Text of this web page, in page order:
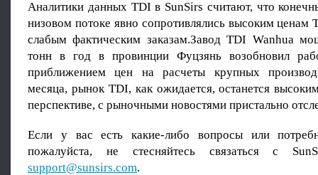
Аналитики данных TDI в SunSirs считают, что
низовом потоке явно сопротивлялись высоким ценам
слабым фактическим заказам.Завод TDI Wanhua
тонн в год в провинции Фуцзянь возобновил
приближением цен на расчеты крупных
месяца, рынок TDI, как ожидается, останется
перспективе, с рыночными новостями пристально
Если у вас есть какие-либо вопросы или
пожалуйста, не стесняйтесь связаться с
support@sunsirs.com.